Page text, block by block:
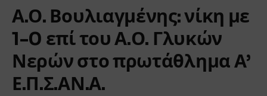
Α.Ο. Βουλιαγμένης: νίκη με
1-0 επί του Α.Ο. Γλυκών
Νερών στο πρωτάθλημα Α’
Ε.Π.Σ.ΑΝ.Α.